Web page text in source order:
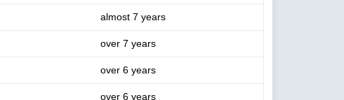
almost 7 years
over 7 years
over 6 years
over 6 years